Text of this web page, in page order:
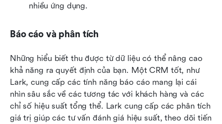
nhiều ứng dụng.
Báo cáo và phân tích
Những hiểu biết thu được từ dữ liệu có thể nâng cao
khả năng ra quyết định của bạn. Một CRM tốt, như
Lark, cung cấp các tính năng báo cáo mang lại cái
nhìn sâu sắc về các tương tác với khách hàng và các
chỉ số hiệu suất tổng thể. Lark cung cấp các phân tích
giá trị giúp các tư vấn đánh giá hiệu suất, theo dõi tiến